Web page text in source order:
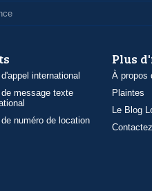
international
message texte
numéro de location
Plus
À propos
Plaintes
Le Blog